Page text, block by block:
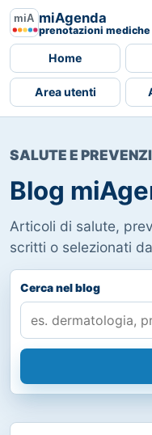
miAgenda
prenotazioni mediche
Home
Area utenti
SALUTE E
Blog
Articoli di salute,
scritti o selezionati
Cerca nel blog